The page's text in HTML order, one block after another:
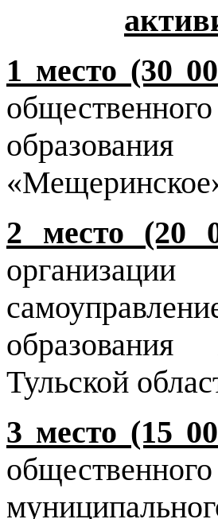
1 место (30
2 место (20
Тульской
3 место (15